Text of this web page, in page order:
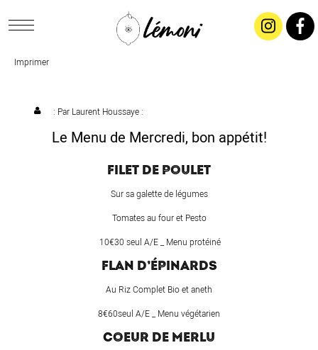
CONCEPT
SALADES & BUFFETS
CONTACTEZ-NOUS !
Imprimer
: Par Laurent Houssaye:
Le Menu de Mercredi, bon appétit!
FILET DE POULET
Sur sa galette de légumes
Tomates au four et Pesto
10€30 seul A/E _ Menu protéiné
FLAN D’ÉPINARDS
Au Riz Complet Bio et aneth
8€60seul A/E _ Menu végétarien
COEUR DE MERLU